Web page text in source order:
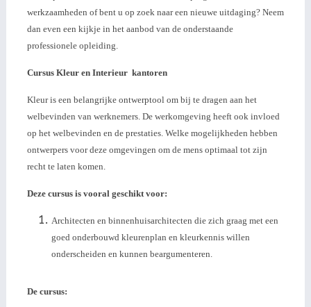
werkzaamheden of bent u op zoek naar een nieuwe uitdaging? Neem
dan even een kijkje in het aanbod van de onderstaande
professionele opleiding.
Cursus Kleur en Interieur kantoren
Kleur is een belangrijke ontwerptool om bij te dragen aan het
welbevinden van werknemers. De werkomgeving heeft ook invloed
op het welbevinden en de prestaties. Welke mogelijkheden hebben
ontwerpers voor deze omgevingen om de mens optimaal tot zijn
recht te laten komen.
Deze cursus is vooral geschikt voor:
Architecten en binnenhuisarchitecten die zich graag met een
goed onderbouwd kleurenplan en kleurkennis willen
onderscheiden en kunnen beargumenteren.
De cursus: